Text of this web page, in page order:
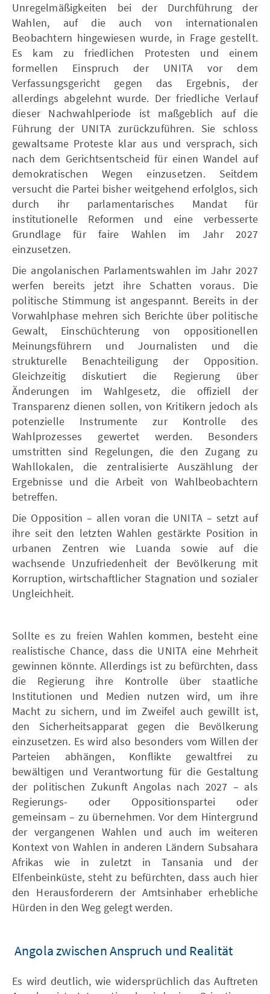
Unregelmäßigkeiten bei der Durchführung der
Wahlen, auf die auch von internationalen
Beobachtern hingewiesen wurde, in Frage gestellt.
Es kam zu friedlichen Protesten und einem
formellen Einspruch der UNITA vor dem
Verfassungsgericht gegen das Ergebnis, der
allerdings abgelehnt wurde. Der friedliche Verlauf
dieser Nachwahlperiode ist maßgeblich auf die
Führung der UNITA zurückzuführen. Sie schloss
gewaltsame Proteste klar aus und versprach, sich
nach dem Gerichtsentscheid für einen Wandel auf
demokratischen Wegen einzusetzen. Seitdem
versucht die Partei bisher weitgehend erfolglos, sich
durch ihr parlamentarisches Mandat für
institutionelle Reformen und eine verbesserte
Grundlage für faire Wahlen im Jahr 2027
einzusetzen.
Die angolanischen Parlamentswahlen im Jahr 2027
werfen bereits jetzt ihre Schatten voraus. Die
politische Stimmung ist angespannt. Bereits in der
Vorwahlphase mehren sich Berichte über politische
Gewalt, Einschüchterung von oppositionellen
Meinungsführern und Journalisten und die
strukturelle Benachteiligung der Opposition.
Gleichzeitig diskutiert die Regierung über
Änderungen im Wahlgesetz, die offiziell der
Transparenz dienen sollen, von Kritikern jedoch als
potenzielle Instrumente zur Kontrolle des
Wahlprozesses gewertet werden. Besonders
umstritten sind Regelungen, die den Zugang zu
Wahllokalen, die zentralisierte Auszählung der
Ergebnisse und die Arbeit von Wahlbeobachtern
betreffen.
Die Opposition – allen voran die UNITA – setzt auf
ihre seit den letzten Wahlen gestärkte Position in
urbanen Zentren wie Luanda sowie auf die
wachsende Unzufriedenheit der Bevölkerung mit
Korruption, wirtschaftlicher Stagnation und sozialer
Ungleichheit.
Sollte es zu freien Wahlen kommen, besteht eine
realistische Chance, dass die UNITA eine Mehrheit
gewinnen könnte. Allerdings ist zu befürchten, dass
die Regierung ihre Kontrolle über staatliche
Institutionen und Medien nutzen wird, um ihre
Macht zu sichern, und im Zweifel auch gewillt ist,
den Sicherheitsapparat gegen die Bevölkerung
einzusetzen. Es wird also besonders vom Willen der
Parteien abhängen, Konflikte gewaltfrei zu
bewältigen und Verantwortung für die Gestaltung
der politischen Zukunft Angolas nach 2027 – als
Regierungs- oder Oppositionspartei oder
gemeinsam – zu übernehmen. Vor dem Hintergrund
der vergangenen Wahlen und auch im weiteren
Kontext von Wahlen in anderen Ländern Subsahara
Afrikas wie in zuletzt in Tansania und der
Elfenbeinküste, steht zu befürchten, dass auch hier
den Herausforderern der Amtsinhaber erhebliche
Hürden in den Weg gelegt werden.
Angola zwischen Anspruch und Realität
Es wird deutlich, wie widersprüchlich das Auftreten